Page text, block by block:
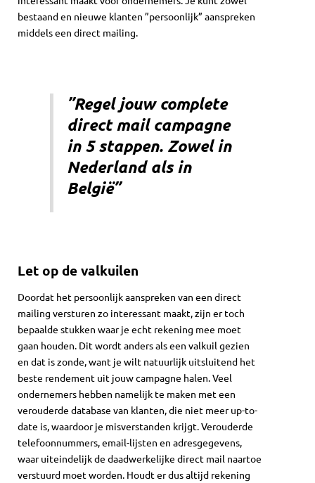
bestaand en nieuwe klanten ”persoonlijk” aanspreken
middels een direct mailing.
”Regel jouw complete
direct mail campagne
in 5 stappen. Zowel in
Nederland als in
België”
Let op de valkuilen
Doordat het persoonlijk aanspreken van een direct
mailing versturen zo interessant maakt, zijn er toch
bepaalde stukken waar je echt rekening mee moet
gaan houden. Dit wordt anders als een valkuil gezien
en dat is zonde, want je wilt natuurlijk uitsluitend het
beste rendement uit jouw campagne halen. Veel
ondernemers hebben namelijk te maken met een
verouderde database van klanten, die niet meer up-to-
date is, waardoor je misverstanden krijgt. Verouderde
telefoonnummers, email-lijsten en adresgegevens,
waar uiteindelijk de daadwerkelijke direct mail naartoe
verstuurd moet worden. Houdt er dus altijd rekening